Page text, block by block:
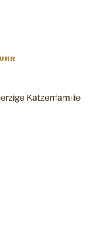
Katzenfamilie